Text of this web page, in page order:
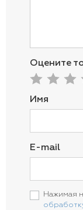
Оцените
Имя
E-mail
Нажимая